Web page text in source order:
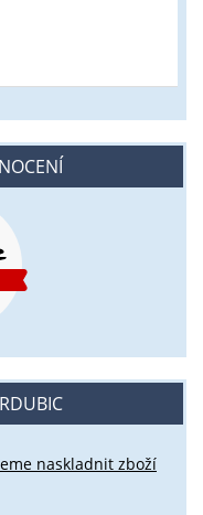
naskladnit zboží